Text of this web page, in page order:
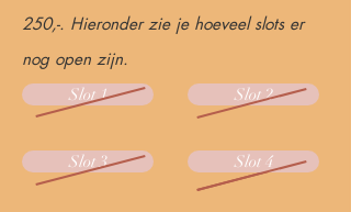
250,-. Hieronder zie je hoeveel slots er
nog open zijn.
Slot 1
Slot 3
Slot 2
Slot 4